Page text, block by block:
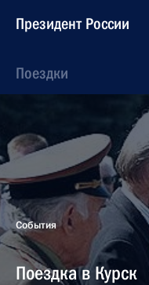
Президент России
Поездки
События
Поездка в Курск